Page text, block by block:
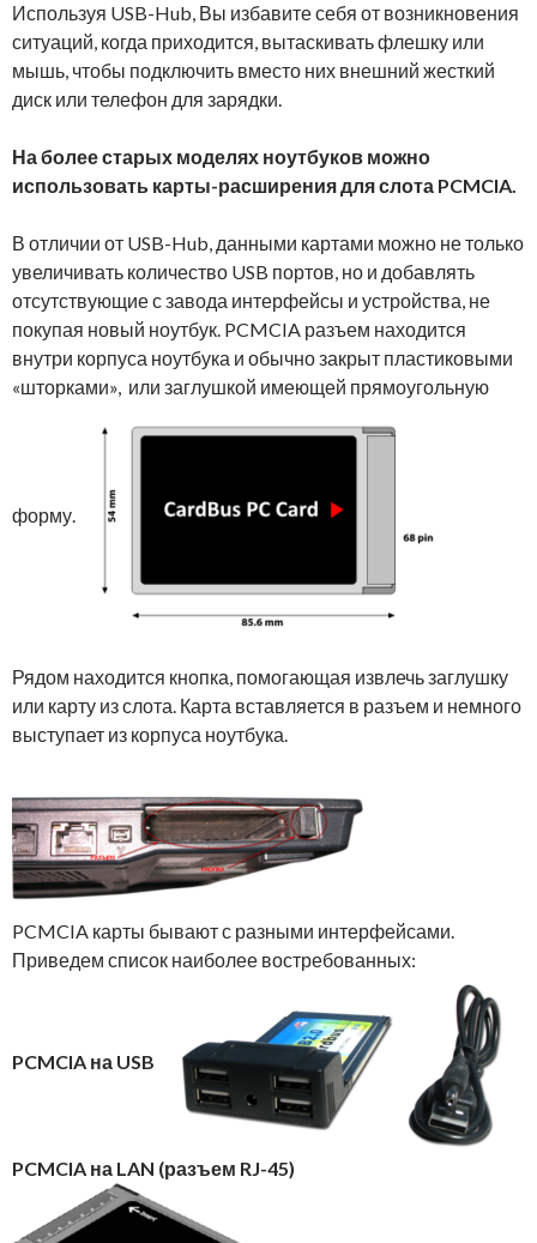
Используя USB-Hub, Вы избавите себя от возникновения
ситуаций, когда приходится, вытаскивать флешку или
мышь, чтобы подключить вместо них внешний жесткий
диск или телефон для зарядки.
На более старых моделях ноутбуков можно
использовать карты-расширения для слота PCMCIA.
В отличии от USB-Hub, данными картами можно не только
увеличивать количество USB портов, но и добавлять
отсутствующие с завода интерфейсы и устройства, не
покупая новый ноутбук. PCMCIA разъем находится
внутри корпуса ноутбука и обычно закрыт пластиковыми
«шторками», или заглушкой имеющей прямоугольную
форму.
Рядом находится кнопка, помогающая извлечь заглушку
или карту из слота. Карта вставляется в разъем и немного
выступает из корпуса ноутбука.
PCMCIA карты бывают с разными интерфейсами.
Приведем список наиболее востребованных:
PCMCIA на USB
PCMCIA на LAN (разъем RJ-45)